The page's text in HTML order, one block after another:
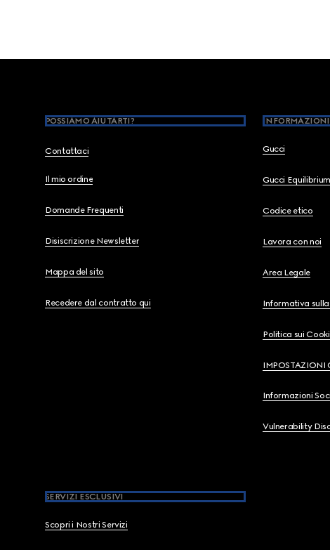
POSSIAMO AIUTARTI?
Contattaci
Il mio ordine
Domande Frequenti
Disiscrizione Newsletter
Mappa del sito
Recedere dal contratto qui
Gucci
Gucci Equilibrium
Codice etico
Lavora con noi
Area Legale
Informativa
Politica sui
IMPOSTAZIONI
Informazioni
Vulnerability
SERVIZI ESCLUSIVI
Scopri i Nostri Servizi